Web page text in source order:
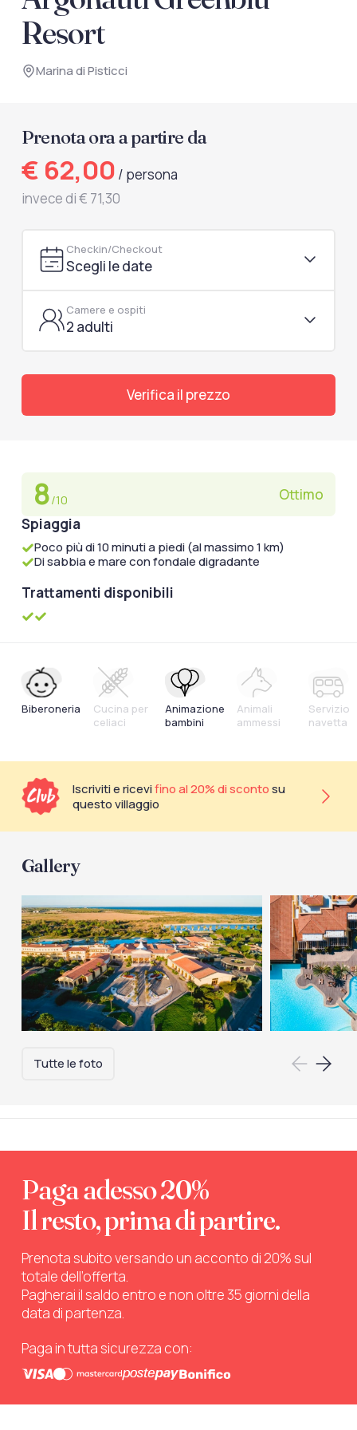
documenti di viaggio.
Resort
Marina di Pisticci
Prenota ora a partire da
€ 62,00 / persona
invece di € 71,30
Checkin/Checkout
Scegli le date
Camere e ospiti
2 adulti
Verifica il prezzo
8/10
Ottimo
Spiaggia
Poco più di 10 minuti a piedi (al massimo 1 km)
Di sabbia e mare con fondale digradante
Trattamenti disponibili
Biberoneria
Cucina per
celiaci
Animazione
bambini
Animali
ammessi
Servizio
navetta
Iscriviti e ricevifino al 20% di scontosu
questo villaggio
Gallery
Tutte le foto
Paga adesso 20%
Il resto, prima di partire.
Prenota subito versando un acconto di 20% sul
totale dell’offerta.
Pagherai il saldo entro e non oltre 35 giorni della
data di partenza.
Paga in tutta sicurezza con: